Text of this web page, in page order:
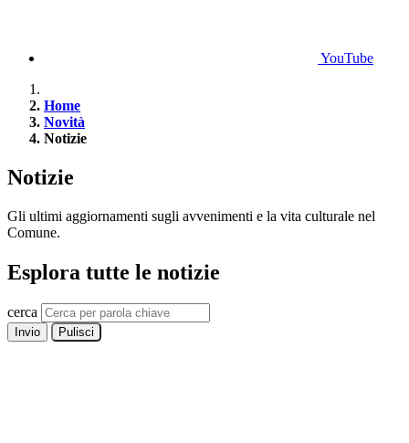
YouTube
Home
Novità
Notizie
Notizie
Gli ultimi aggiornamenti sugli avvenimenti e la vita culturale nel
Comune.
Esplora tutte le notizie
cerca
Invio Pulisci